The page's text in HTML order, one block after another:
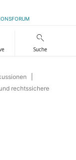
Suche
rechtssichere